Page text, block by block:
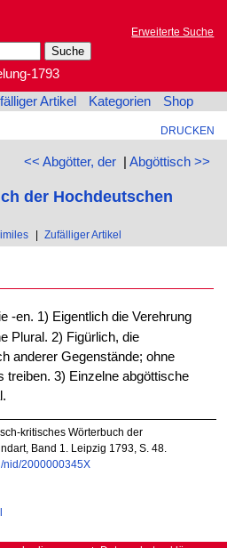
Erweiterte Suche
1793
Artikel Kategorien Shop
DRUCKEN
<< Abgötter, der| Abgöttisch >>
der Hochdeutschen
Zufälliger Artikel
-en. 1) Eigentlich die Verehrung
Plural. 2) Figürlich, die
anderer Gegenstände; ohne
treiben. 3) Einzelne abgöttische
kritisches Wörterbuch der
Band 1. Leipzig 1793, S. 48.
nid/2000000345X